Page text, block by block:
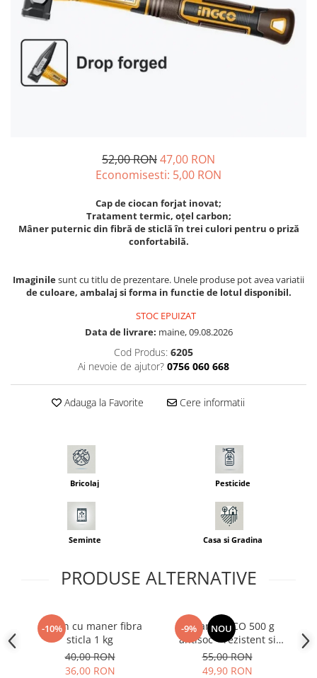
Seminte legume
Plante medicinale
Seminte ardei
Seminte broccoli
Seminte de Leustean
Seminte de praz
Seminte dovleac decorativ
Seminte mazare
Seminte ridichi
Seminte salata
Seminte varza
Seminte Vinete
Seminte zucchini
Seminte Legume Profesionale
Seminte trifoi
Motofierastrau / Drujba
Pila motofierastrau / drujba
Plantator
Plasa de umbrire
Spray si intretinere
Vinificatie
Discuri motocoasa
Feronerie si accesorii
Fierastraie manuale
Hranitoare/ Adapatoare
Lama motofierastrau / drujba
Lant motofierastrau / drujba
Lubrifianti
Masca de sudura & accesori
Motocoasa si consumabile /
Sape/ Cazmale/ Lopeti
Truse /set scule
52,00 RON47,00 RON
Economisesti: 5,00 RON
Cap de ciocan forjat inovat;
Tratament termic, oțel carbon;
Mâner puternic din fibră de sticlă în trei culori pentru o priză
confortabilă.
Imaginilesunt cu titlu de prezentare. Unele produse pot avea variatii
de culoare, ambalaj si forma in functie de lotul disponibil.
STOC EPUIZAT
Data de livrare: maine, 09.08.2026
Cod Produs: 6205
Ai nevoie de ajutor? 0756 060 668
Adauga la Favorite Cere informatii
Bricolaj Pesticide
Seminte Casa si Gradina
PRODUSE ALTERNATIVE
-10%
Ciocan cu maner fibra
sticla 1 kg
40,00 RON
36,00 RON
-9% NOU
Ciocan INGCO 500 g
antisoc – rezistent si
confortabil
55,00 RON
49,90 RON